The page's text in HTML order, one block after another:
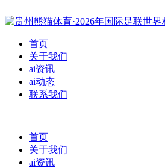
首页
关于我们
ai资讯
ai动态
联系我们
首页
关于我们
ai资讯